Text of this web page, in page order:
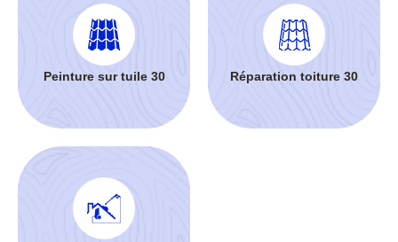
Peinture sur tuile 30 Réparation toiture 30